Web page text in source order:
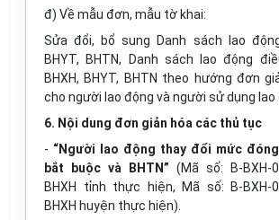
đ) Về mẫu đơn, mẫu tờ khai:
Sửa đổi, bổ sung Danh sách lao
BHYT, BHTN, Danh sách lao động
BHXH, BHYT, BHTN theo hướng đơn
cho người lao động và người sử dụng lao
6. Nội dung đơn giản hóa các thủ tục
- “Người lao động thay đổi mức đóng
bắt buộc và BHTN” (Mã số: B-BXH-
BHXH tỉnh thực hiện, Mã số: B-BXH-
BHXH huyện thực hiện).